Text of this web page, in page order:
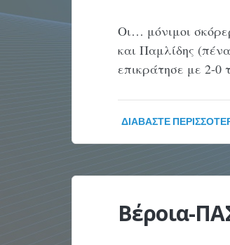
Oι… μόνιμοι
και Παμλίδης
επικράτησε με 2-0
ΔΙΑΒΆΣΤΕ
Βέροια-